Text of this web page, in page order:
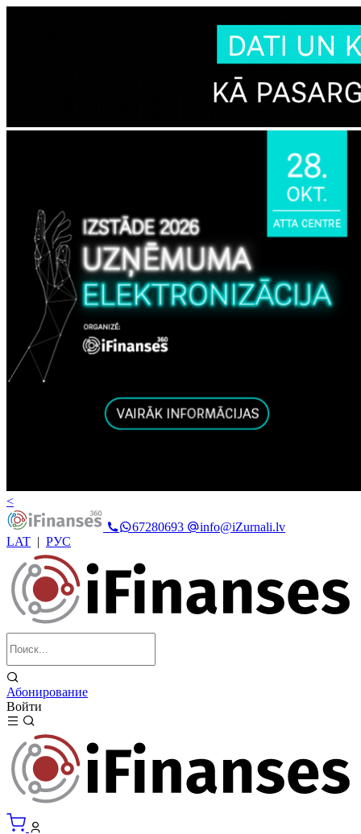
<
67280693
info@iZurnali.lv
LAT | РУС
Абонирование
Войти